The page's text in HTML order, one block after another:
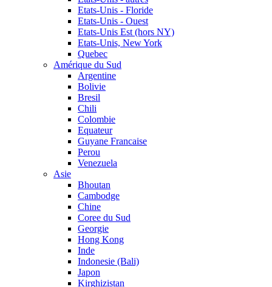
Etats-Unis - Floride
Etats-Unis - Ouest
Etats-Unis Est (hors NY)
Etats-Unis, New York
Quebec
Amérique du Sud
Argentine
Bolivie
Bresil
Chili
Colombie
Equateur
Guyane Francaise
Perou
Venezuela
Asie
Bhoutan
Cambodge
Chine
Coree du Sud
Georgie
Hong Kong
Inde
Indonesie (Bali)
Japon
Kirghizistan